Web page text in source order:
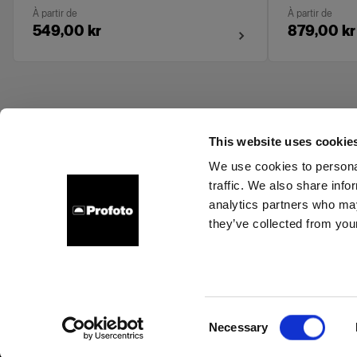
This website uses
We use cookies to
traffic. We also share
analytics partners who
they’ve collected from
Necessary
À partir de
549,00 kr
À partir de
879,00 kr
Support À propos de Profoto Contact Emploi
Copyright (C) 1968-2024 Profoto AB - Tous droits réservés.